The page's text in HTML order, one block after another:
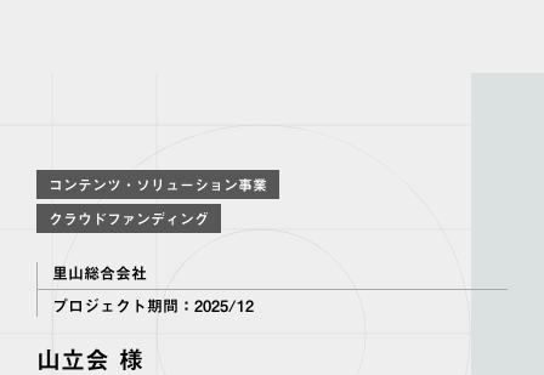
コンテンツ・ソリューション事業
クラウドファンディング
里山総合会社
プロジェクト期間：2025/12
山立会 様